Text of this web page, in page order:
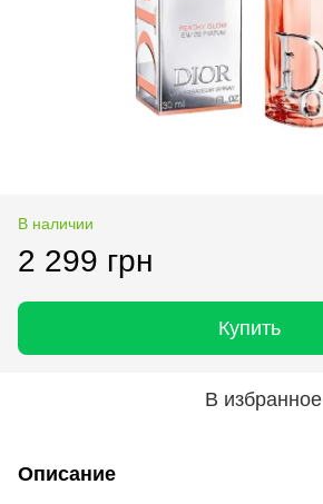
В наличии
2 299 грн
Купить
В избранное
Описание